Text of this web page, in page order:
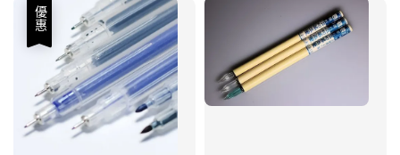
優惠